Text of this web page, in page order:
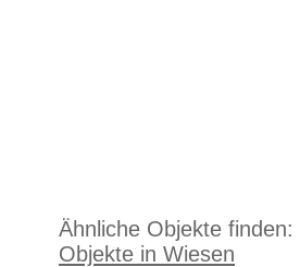
Ähnliche Objekte finden:
Objekte in Wiesen